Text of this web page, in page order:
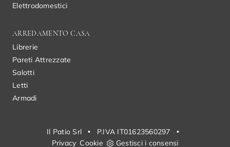
Elettrodomestici
ARREDAMENTO CASA
Librerie
Pareti Attrezzate
Salotti
Letti
Armadi
Il Patio Srl • P.IVA IT01623560297
•
Privacy Cookie Gestisci i consensi